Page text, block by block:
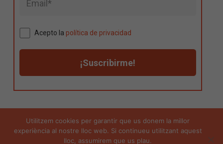
Acepto la política de privacidad
Aviso legal|Política de privacidad |Política de
Utilitzem cookies per garantir que us donem la millor
experiència al nostre lloc web. Si continueu utilitzant aquest
lloc, assumirem que us plau.